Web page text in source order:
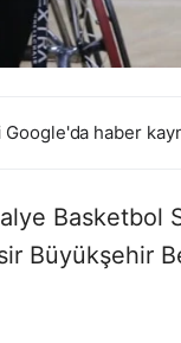
Google'da haber
Basketbol
Büyükşehir